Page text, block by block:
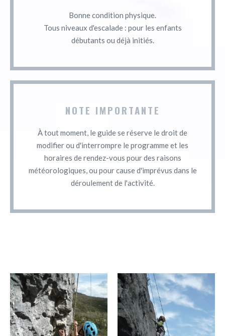
Bonne condition physique.
Tous niveaux d'escalade : pour les enfants
débutants ou déjà initiés.
NOTE IMPORTANTE
À tout moment, le guide se réserve le droit de
modifier ou d'interrompre le programme et les
horaires de rendez-vous pour des raisons
météorologiques, ou pour cause d'imprévus dans le
déroulement de l'activité.